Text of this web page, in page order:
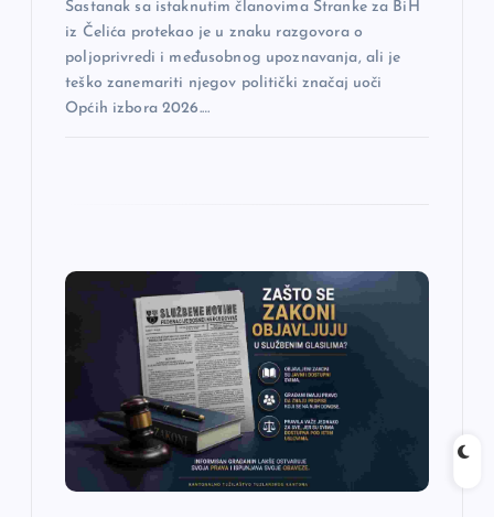
Sastanak sa istaknutim članovima Stranke za BiH
iz Čelića protekao je u znaku razgovora o
poljoprivredi i međusobnog upoznavanja, ali je
teško zanemariti njegov politički značaj uoči
Općih izbora 2026.…